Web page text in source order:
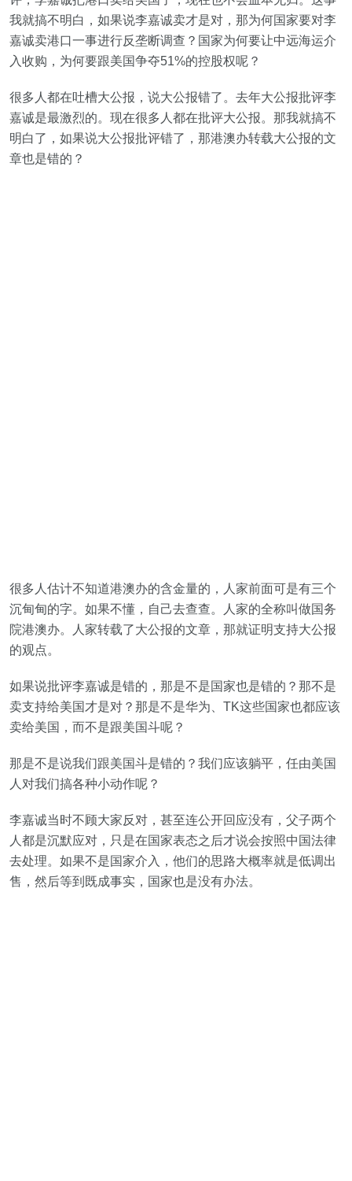
我就搞不明白，如果说李嘉诚卖才是对，那为何国家要对李
嘉诚卖港口一事进行反垄断调查？国家为何要让中远海运介
入收购，为何要跟美国争夺51%的控股权呢？
很多人都在吐槽大公报，说大公报错了。去年大公报批评李
嘉诚是最激烈的。现在很多人都在批评大公报。那我就搞不
明白了，如果说大公报批评错了，那港澳办转载大公报的文
章也是错的？
很多人估计不知道港澳办的含金量的，人家前面可是有三个
沉甸甸的字。如果不懂，自己去查查。人家的全称叫做国务
院港澳办。人家转载了大公报的文章，那就证明支持大公报
的观点。
如果说批评李嘉诚是错的，那是不是国家也是错的？那不是
卖支持给美国才是对？那是不是华为、TK这些国家也都应该
卖给美国，而不是跟美国斗呢？
那是不是说我们跟美国斗是错的？我们应该躺平，任由美国
人对我们搞各种小动作呢？
李嘉诚当时不顾大家反对，甚至连公开回应没有，父子两个
人都是沉默应对，只是在国家表态之后才说会按照中国法律
去处理。如果不是国家介入，他们的思路大概率就是低调出
售，然后等到既成事实，国家也是没有办法。